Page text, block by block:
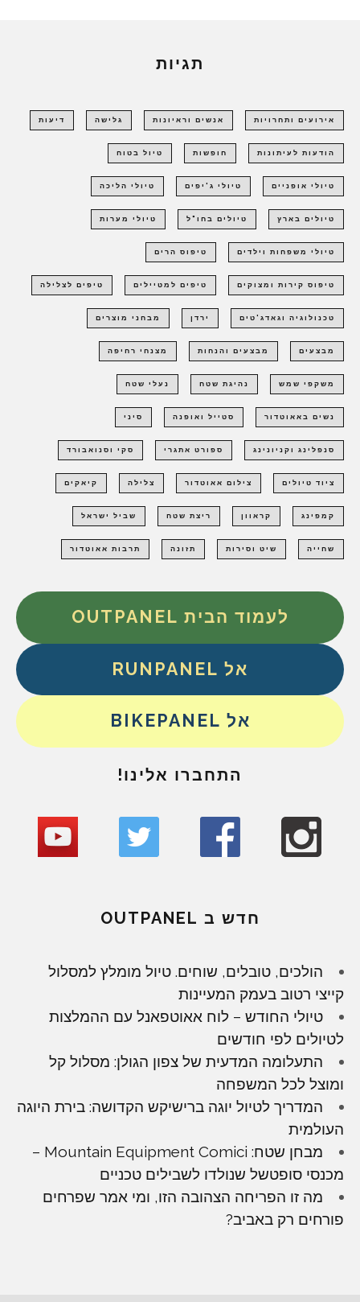
תגיות
אירועים ותחרויות אנשים וראיונות גלישה דיעות
הודעות לעיתונות חופשות טיול בטוח
טיולי אופניים טיולי ג'יפים טיולי הליכה
טיולים בארץ טיולים בחו"ל טיולי מערות
טיולי משפחות וילדים טיפוס הרים
טיפוס קירות ומצוקים טיפים למטיילים טיפים לצלילה
טכנולוגיה וגאדג'טים ירדן מבחני מוצרים
מבצעים מבצעים והנחות מצנחי רחיפה
משקפי שמש נהיגת שטח נעלי שטח
נשים באאוטדור סטייל ואופנה סיני
סנפלינג וקניונינג ספורט אתגרי סקי וסנואבורד
ציוד טיולים צילום אאוטדור צלילה קיאקים
קמפינג קראוון ריצת שטח שביל ישראל
שחייה שיט וסירות תזונה תרבות אאוטדור
לעמוד הבית OUTPANEL
אל RUNPANEL
אל BIKEPANEL
התחברו אלינו!
חדש ב OUTPANEL
הולכים, טובלים, שוחים. טיול מומלץ למסלול
קייצי רטוב בעמק המעיינות
טיולי החודש – לוח אאוטפאנל עם ההמלצות
לטיולים לפי חודשים
התעלומה המדעית של צפון הגולן: מסלול קל
ומוצל לכל המשפחה
המדריך לטיול יוגה ברישיקש הקדושה: בירת היוגה
העולמית
מבחן שטח: Mountain Equipment Comici –
מכנסי סופטשל שנולדו לשבילים טכניים
מה זו הפריחה הצהובה הזו, ומי אמר שפרחים
פורחים רק באביב?